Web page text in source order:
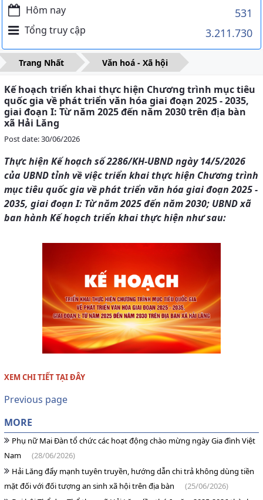
Hôm nay 531
Tổng truy cập 3.211.730
Trang Nhất Văn hoá - Xã hội
Kế hoạch triển khai thực hiện Chương trình mục tiêu
quốc gia về phát triển văn hóa giai đoạn 2025 - 2035,
giai đoạn I: Từ năm 2025 đến năm 2030 trên địa bàn
xã Hải Lăng
Post date: 30/06/2026
Thực hiện Kế hoạch số 2286/KH-UBND ngày 14/5/2026
của UBND tỉnh về việc triển khai thực hiện Chương trình
mục tiêu quốc gia về phát triển văn hóa giai đoạn 2025 -
2035, giai đoạn I: Từ năm 2025 đến năm 2030; UBND xã
ban hành Kế hoạch triển khai thực hiện như sau:
XEM CHI TIẾT TẠI ĐÂY
Previous page
MORE
Phụ nữ Mai Đàn tổ chức các hoạt động chào mừng ngày Gia đình Việt
Nam
(28/06/2026)
Hải Lăng đẩy mạnh tuyên truyền, hướng dẫn chi trả không dùng tiền
mặt đối với đối tượng an sinh xã hội trên địa bàn
(25/06/2026)